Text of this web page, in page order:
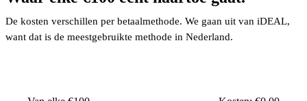
De kosten verschillen per betaalmethode. We gaan uit van iDEAL,
want dat is de meestgebruikte methode in Nederland.